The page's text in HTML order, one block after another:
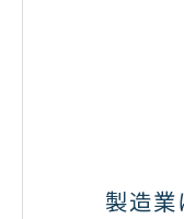
製造業